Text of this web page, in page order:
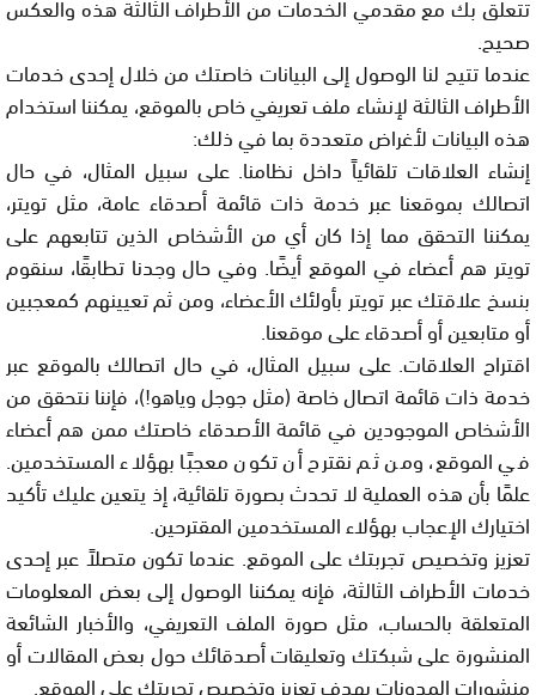
صحيح.
عندما تتيح لنا الوصول إلى البيانات خاصتك من خلال إحدى خدمات
الأطراف الثالثة لإنشاء ملف تعريفي خاص بالموقع، يمكننا استخدام
هذه البيانات لأغراض متعددة بما في ذلك:
إنشاء العلاقات تلقائياً داخل نظامنا. على سبيل المثال، في حال
اتصالك بموقعنا عبر خدمة ذات قائمة أصدقاء عامة، مثل تويتر،
يمكننا التحقق مما إذا كان أي من الأشخاص الذين تتابعهم على
تويتر هم أعضاء في الموقع أيضًا. وفي حال وجدنا تطابقًا، سنقوم
بنسخ علاقتك عبر تويتر بأولئك الأعضاء، ومن ثم تعيينهم كمعجبين
أو متابعين أو أصدقاء على موقعنا.
اقتراح العلاقات. على سبيل المثال، في حال اتصالك بالموقع عبر
خدمة ذات قائمة اتصال خاصة (مثل جوجل وياهو!)، فإننا نتحقق من
الأشخاص الموجودين في قائمة الأصدقاء خاصتك ممن هم أعضاء
في الموقع، ومن ثم نقترح أن تكون معجبًا بهؤلاء المستخدمين.
علمًا بأن هذه العملية لا تحدث بصورة تلقائية، إذ يتعين عليك تأكيد
اختيارك الإعجاب بهؤلاء المستخدمين المقترحين.
تعزيز وتخصيص تجربتك على الموقع. عندما تكون متصلاً عبر إحدى
خدمات الأطراف الثالثة، فإنه يمكننا الوصول إلى بعض المعلومات
المتعلقة بالحساب، مثل صورة الملف التعريفي، والأخبار الشائعة
المنشورة على شبكتك وتعليقات أصدقائك حول بعض المقالات أو
منشورات المدونات بهدف تعزيز وتخصيص تجربتك على الموقع.